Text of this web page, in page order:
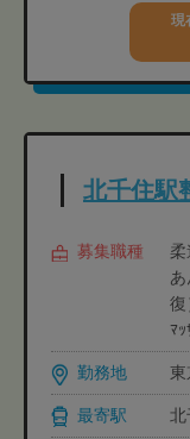
現
北千住駅
募集職種
柔
復
ﾏｯ
勤務地 東
最寄駅 北